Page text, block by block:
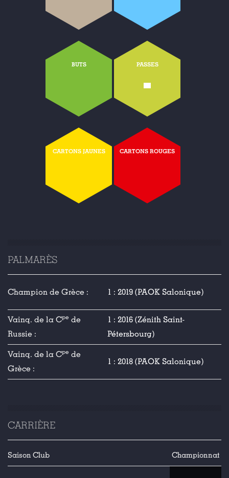
BUTS PASSES
-
CARTONS JAUNES CARTONS ROUGES
PALMARÈS
Champion de Grèce : 1 : 2019 (PAOK Salonique)
Vainq. de la Cpe de
Russie :
1 : 2016 (Zénith Saint-
Pétersbourg)
Vainq. de la Cpe de
Grèce :
1 : 2018 (PAOK Salonique)
CARRIÈRE
SaisonClub Championnat